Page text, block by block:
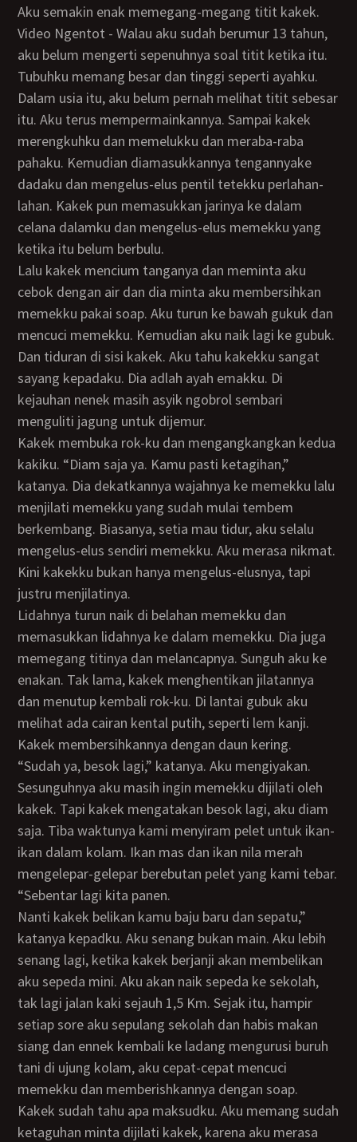
Aku semakin enak memegang-megang titit kakek.
Video Ngentot - Walau aku sudah berumur 13 tahun,
aku belum mengerti sepenuhnya soal titit ketika itu.
Tubuhku memang besar dan tinggi seperti ayahku.
Dalam usia itu, aku belum pernah melihat titit sebesar
itu. Aku terus mempermainkannya. Sampai kakek
merengkuhku dan memelukku dan meraba-raba
pahaku. Kemudian diamasukkannya tengannyake
dadaku dan mengelus-elus pentil tetekku perlahan-
lahan. Kakek pun memasukkan jarinya ke dalam
celana dalamku dan mengelus-elus memekku yang
ketika itu belum berbulu.
Lalu kakek mencium tanganya dan meminta aku
cebok dengan air dan dia minta aku membersihkan
memekku pakai soap. Aku turun ke bawah gukuk dan
mencuci memekku. Kemudian aku naik lagi ke gubuk.
Dan tiduran di sisi kakek. Aku tahu kakekku sangat
sayang kepadaku. Dia adlah ayah emakku. Di
kejauhan nenek masih asyik ngobrol sembari
menguliti jagung untuk dijemur.
Kakek membuka rok-ku dan mengangkangkan kedua
kakiku. “Diam saja ya. Kamu pasti ketagihan,”
katanya. Dia dekatkannya wajahnya ke memekku lalu
menjilati memekku yang sudah mulai tembem
berkembang. Biasanya, setia mau tidur, aku selalu
mengelus-elus sendiri memekku. Aku merasa nikmat.
Kini kakekku bukan hanya mengelus-elusnya, tapi
justru menjilatinya.
Lidahnya turun naik di belahan memekku dan
memasukkan lidahnya ke dalam memekku. Dia juga
memegang titinya dan melancapnya. Sunguh aku ke
enakan. Tak lama, kakek menghentikan jilatannya
dan menutup kembali rok-ku. Di lantai gubuk aku
melihat ada cairan kental putih, seperti lem kanji.
Kakek membersihkannya dengan daun kering.
“Sudah ya, besok lagi,” katanya. Aku mengiyakan.
Sesunguhnya aku masih ingin memekku dijilati oleh
kakek. Tapi kakek mengatakan besok lagi, aku diam
saja. Tiba waktunya kami menyiram pelet untuk ikan-
ikan dalam kolam. Ikan mas dan ikan nila merah
mengelepar-gelepar berebutan pelet yang kami tebar.
“Sebentar lagi kita panen.
Nanti kakek belikan kamu baju baru dan sepatu,”
katanya kepadku. Aku senang bukan main. Aku lebih
senang lagi, ketika kakek berjanji akan membelikan
aku sepeda mini. Aku akan naik sepeda ke sekolah,
tak lagi jalan kaki sejauh 1,5 Km. Sejak itu, hampir
setiap sore aku sepulang sekolah dan habis makan
siang dan ennek kembali ke ladang mengurusi buruh
tani di ujung kolam, aku cepat-cepat mencuci
memekku dan memberishkannya dengan soap.
Kakek sudah tahu apa maksudku. Aku memang sudah
ketaguhan minta dijilati kakek, karena aku merasa